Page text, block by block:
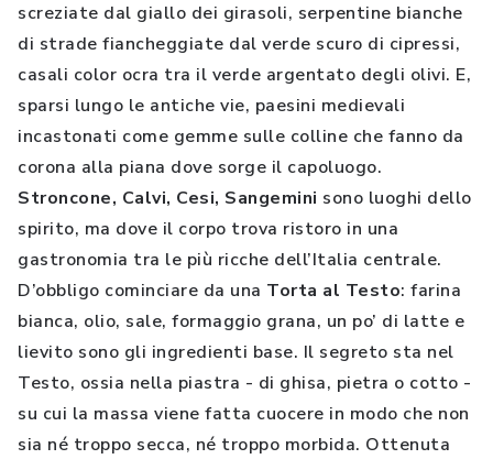
screziate dal giallo dei girasoli, serpentine bianche
di strade fiancheggiate dal verde scuro di cipressi,
casali color ocra tra il verde argentato degli olivi. E,
sparsi lungo le antiche vie, paesini medievali
incastonati come gemme sulle colline che fanno da
corona alla piana dove sorge il capoluogo.
Stroncone, Calvi, Cesi, Sangemini sono luoghi dello
spirito, ma dove il corpo trova ristoro in una
gastronomia tra le più ricche dell’Italia centrale.
D’obbligo cominciare da una Torta al Testo: farina
bianca, olio, sale, formaggio grana, un po’ di latte e
lievito sono gli ingredienti base. Il segreto sta nel
Testo, ossia nella piastra - di ghisa, pietra o cotto -
su cui la massa viene fatta cuocere in modo che non
sia né troppo secca, né troppo morbida. Ottenuta